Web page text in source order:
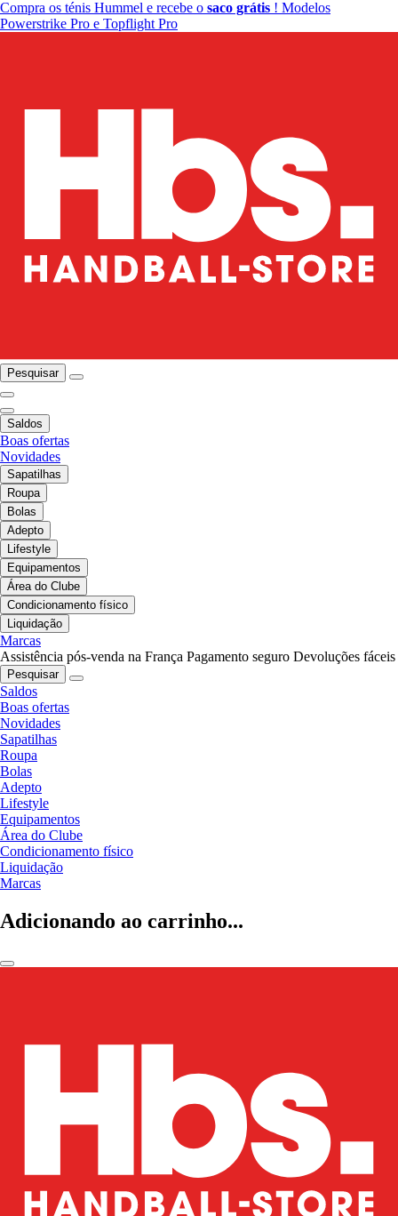
Compra os ténis Hummel e recebe o saco grátis ! Modelos
Powerstrike Pro e Topflight Pro
Pesquisar
Saldos
Boas ofertas
Novidades
Sapatilhas
Roupa
Bolas
Adepto
Lifestyle
Equipamentos
Área do Clube
Condicionamento físico
Liquidação
Marcas
Assistência pós-venda na França Pagamento seguro Devoluções fáceis
Pesquisar
Saldos
Boas ofertas
Novidades
Sapatilhas
Roupa
Bolas
Adepto
Lifestyle
Equipamentos
Área do Clube
Condicionamento físico
Liquidação
Marcas
Adicionando ao carrinho...